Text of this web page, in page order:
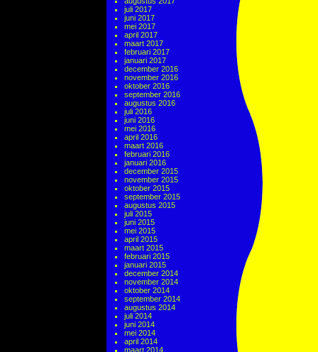
juli 2017
juni 2017
mei 2017
april 2017
maart 2017
februari 2017
januari 2017
december 2016
november 2016
oktober 2016
september 2016
augustus 2016
juli 2016
juni 2016
mei 2016
april 2016
maart 2016
februari 2016
januari 2016
december 2015
november 2015
oktober 2015
september 2015
augustus 2015
juli 2015
juni 2015
mei 2015
april 2015
maart 2015
februari 2015
januari 2015
december 2014
november 2014
oktober 2014
september 2014
augustus 2014
juli 2014
juni 2014
mei 2014
april 2014
maart 2014